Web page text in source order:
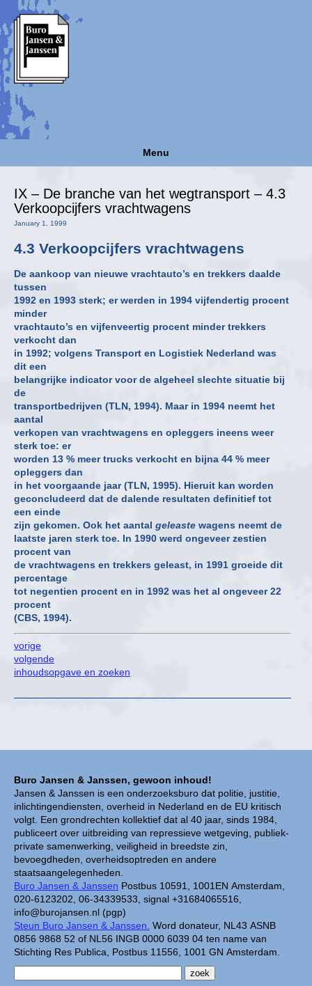
Menu
Buro Jansen & Janssen, gewoon inhoud!
Jansen & Janssen is een onderzoeksburo dat politie, justitie,
inlichtingendiensten, overheid in Nederland en de EU kritisch
volgt. Een grondrechten kollektief dat al 40 jaar, sinds 1984,
publiceert over uitbreiding van repressieve wetgeving, publiek-
private samenwerking, veiligheid in breedste zin,
bevoegdheden, overheidsoptreden en andere
staatsaangelegenheden.
Buro Jansen & Janssen Postbus 10591, 1001EN Amsterdam,
020-6123202, 06-34339533, signal +31684065516,
info@burojansen.nl (pgp)
Steun Buro Jansen & Janssen. Word donateur, NL43 ASNB
0856 9868 52 of NL56 INGB 0000 6039 04 ten name van
Stichting Res Publica, Postbus 11556, 1001 GN Amsterdam.
IX – De branche van het wegtransport – 4.3
Verkoopcijfers vrachtwagens
January 1, 1999
4.3 Verkoopcijfers vrachtwagens
De aankoop van nieuwe vrachtauto’s en trekkers daalde
tussen
1992 en 1993 sterk; er werden in 1994 vijfendertig procent
minder
vrachtauto’s en vijfenveertig procent minder trekkers
verkocht dan
in 1992; volgens Transport en Logistiek Nederland was
dit een
belangrijke indicator voor de algeheel slechte situatie bij
de
transportbedrijven (TLN, 1994). Maar in 1994 neemt het
aantal
verkopen van vrachtwagens en opleggers ineens weer
sterk toe: er
worden 13 % meer trucks verkocht en bijna 44 % meer
opleggers dan
in het voorgaande jaar (TLN, 1995). Hieruit kan worden
geconcludeerd dat de dalende resultaten definitief tot
een einde
zijn gekomen. Ook het aantal geleaste wagens neemt de
laatste jaren sterk toe. In 1990 werd ongeveer zestien
procent van
de vrachtwagens en trekkers geleast, in 1991 groeide dit
percentage
tot negentien procent en in 1992 was het al ongeveer 22
procent
(CBS, 1994).
vorige
volgende
inhoudsopgave en zoeken